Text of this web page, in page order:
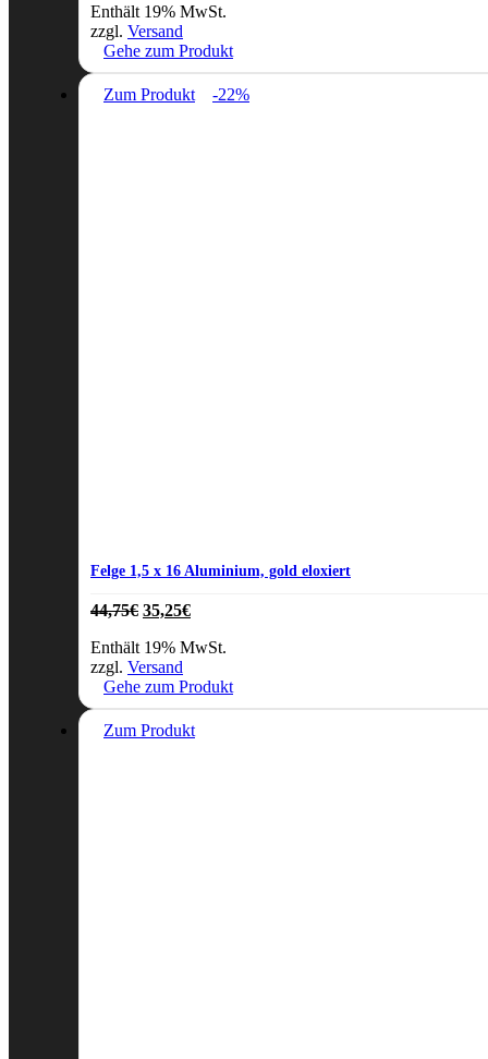
Enthält 19% MwSt.
zzgl. Versand
Gehe zum Produkt
Zum Produkt -22%
Felge 1,5 x 16 Aluminium, gold eloxiert
44,75€ Ursprünglicher
war:
44,75€
35,25€Aktueller
ist:
Enthält 19% MwSt.
zzgl. Versand
Gehe zum Produkt
Zum Produkt